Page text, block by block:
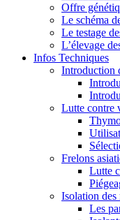
Offre
Le schéma
Le testage
L’élevage
Infos Techniques
Introduction
Lutte contre
Frelons
Lutte
Isolation des
Les